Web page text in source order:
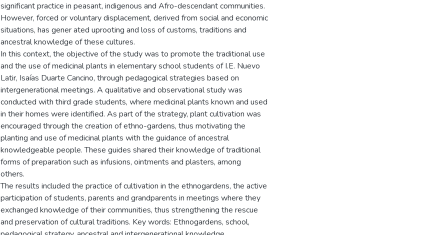
significant practice in peasant, indigenous and Afro-descendant communities.
However, forced or voluntary displacement, derived from social and economic
situations, has gener ated uprooting and loss of customs, traditions and
ancestral knowledge of these cultures.
In this context, the objective of the study was to promote the traditional use
and the use of medicinal plants in elementary school students of I.E. Nuevo
Latir, Isaías Duarte Cancino, through pedagogical strategies based on
intergenerational meetings. A qualitative and observational study was
conducted with third grade students, where medicinal plants known and used
in their homes were identified. As part of the strategy, plant cultivation was
encouraged through the creation of ethno-gardens, thus motivating the
planting and use of medicinal plants with the guidance of ancestral
knowledgeable people. These guides shared their knowledge of traditional
forms of preparation such as infusions, ointments and plasters, among
others.
The results included the practice of cultivation in the ethnogardens, the active
participation of students, parents and grandparents in meetings where they
exchanged knowledge of their communities, thus strengthening the rescue
and preservation of cultural traditions. Key words: Ethnogardens, school,